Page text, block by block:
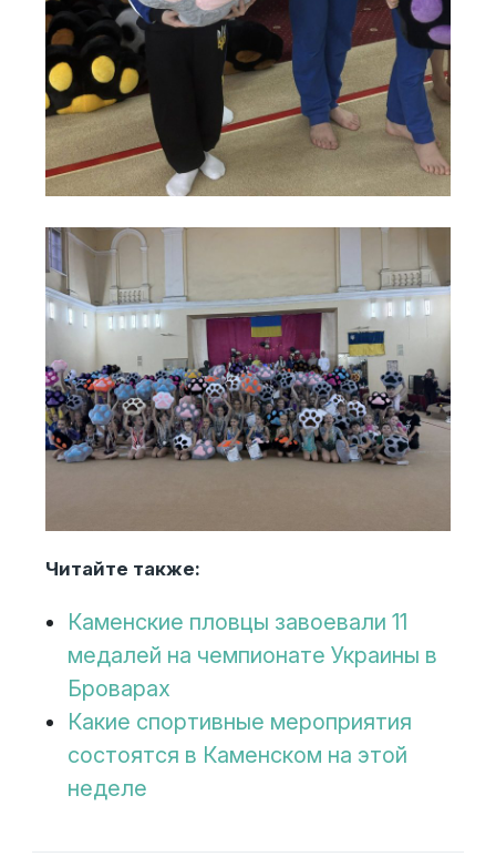
Читайте также:
Каменские пловцы завоевали 11
медалей на чемпионате Украины в
Броварах
Какие спортивные мероприятия
состоятся в Каменском на этой
неделе